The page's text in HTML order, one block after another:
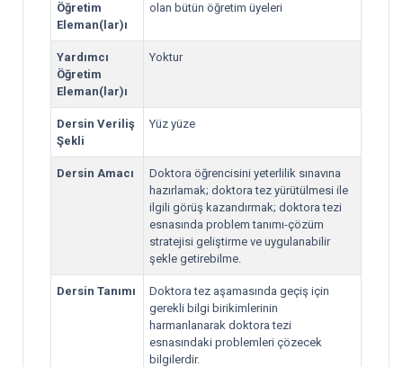
Öğretim
Eleman(lar)ı
olan bütün öğretim üyeleri
Yardımcı
Öğretim
Eleman(lar)ı
Yoktur
Dersin Veriliş
Şekli
Yüz yüze
Dersin Amacı
Doktora öğrencisini yeterlilik sınavına
hazırlamak; doktora tez yürütülmesi ile
ilgili görüş kazandırmak; doktora tezi
esnasında problem tanımı-çözüm
stratejisi geliştirme ve uygulanabilir
şekle getirebilme.
Dersin Tanımı
Doktora tez aşamasında geçiş için
gerekli bilgi birikimlerinin
harmanlanarak doktora tezi
esnasındaki problemleri çözecek
bilgilerdir.